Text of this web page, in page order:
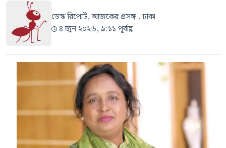
ডেস্ক রিপোর্ট, আজকের প্রসঙ্গ , ঢাকা
৪ জুন ২০২৬, ৯:১১ পূর্বাহ্ণ